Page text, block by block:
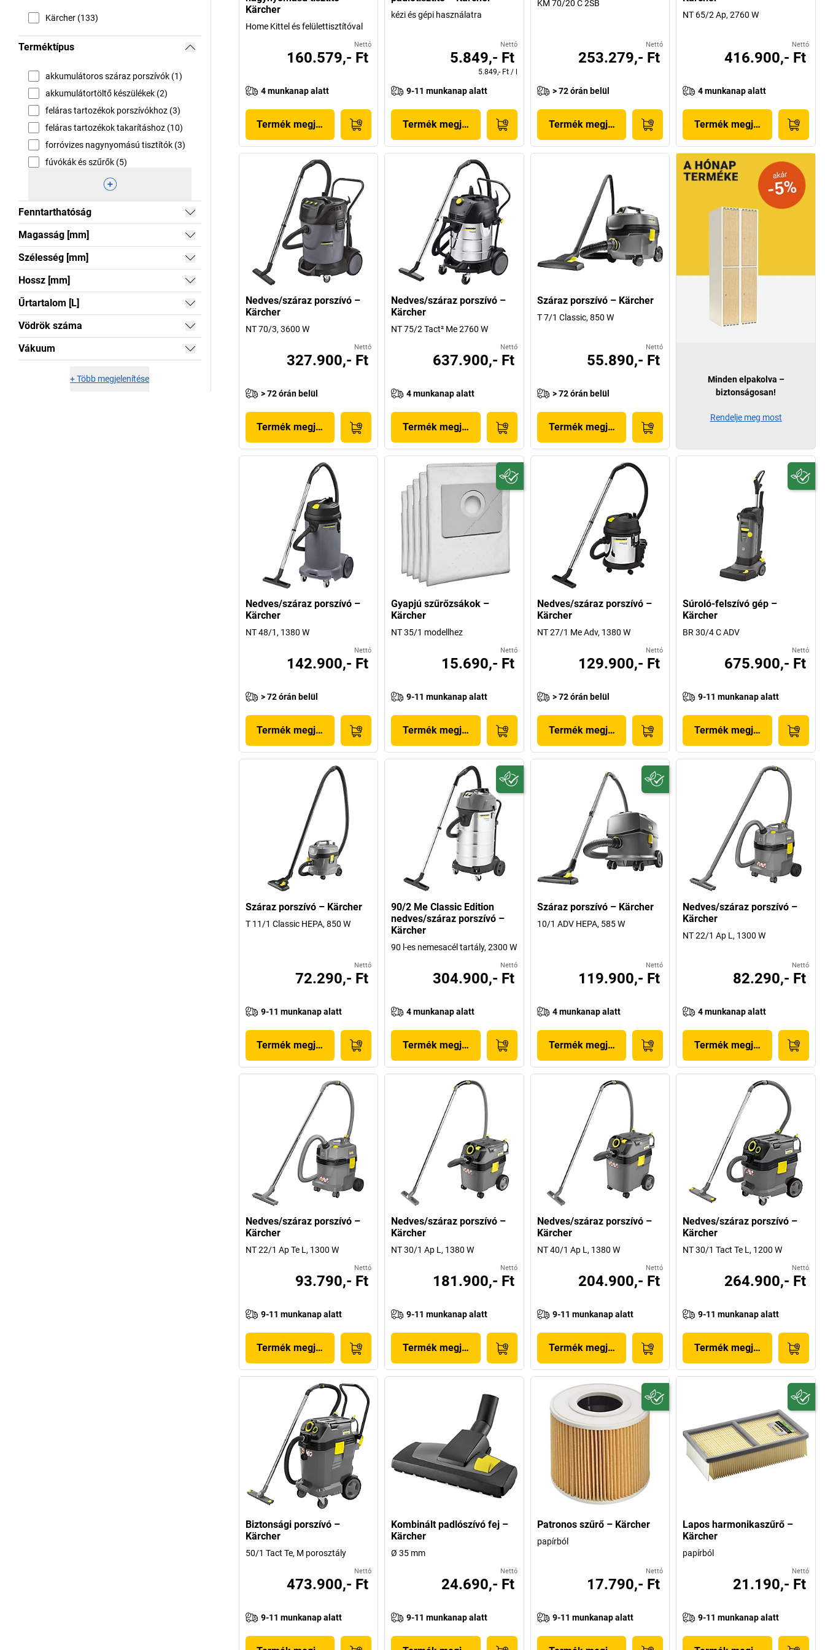
Kärcher (133)
Terméktípus
akkumulátoros száraz porszívók (1)
akkumulátortöltő készülékek (2)
feláras tartozékok porszívókhoz (3)
feláras tartozékok takarításhoz (10)
forróvizes nagynyomású tisztítók (3)
fúvókák és szűrők (5)
Fenntarthatóság
Magasság [mm]
Szélesség [mm]
Hossz [mm]
Űrtartalom [L]
Vödrök száma
Vákuum
+Több megjelenítése
Kärcher
Home Kittel és felülettisztítóval
Nettó
160.579,- Ft
4 munkanap alatt
Termék megjelenítése
kézi és gépi használatra
Nettó
5.849,- Ft
5.849,- Ft / l
9-11 munkanap alatt
Termék megjelenítése
KM 70/20 C 2SB
Nettó
253.279,- Ft
> 72 órán belül
Termék megjelenítése
NT 65/2 Ap, 2760 W
Nettó
416.900,- Ft
4 munkanap alatt
Termék megjelenítése
Nedves/száraz porszívó –
Kärcher
NT 70/3, 3600 W
Nettó
327.900,- Ft
> 72 órán belül
Termék megjelenítése
Nedves/száraz porszívó –
Kärcher
NT 75/2 Tact² Me 2760 W
Nettó
637.900,- Ft
4 munkanap alatt
Termék megjelenítése
Száraz porszívó – Kärcher
T 7/1 Classic, 850 W
Nettó
55.890,- Ft
> 72 órán belül
Termék megjelenítése
Nedves/száraz porszívó –
Kärcher
NT 48/1, 1380 W
Nettó
142.900,- Ft
> 72 órán belül
Termék megjelenítése
Gyapjú szűrőzsákok –
Kärcher
NT 35/1 modellhez
Nettó
15.690,- Ft
9-11 munkanap alatt
Termék megjelenítése
Nedves/száraz porszívó –
Kärcher
NT 27/1 Me Adv, 1380 W
Nettó
129.900,- Ft
> 72 órán belül
Termék megjelenítése
Súroló-felszívó gép –
Kärcher
BR 30/4 C ADV
Nettó
675.900,- Ft
9-11 munkanap alatt
Termék megjelenítése
Száraz porszívó – Kärcher
T 11/1 Classic HEPA, 850 W
Nettó
72.290,- Ft
9-11 munkanap alatt
Termék megjelenítése
90/2 Me Classic Edition
nedves/száraz porszívó –
Kärcher
90 l-es nemesacél tartály, 2300 W
Nettó
304.900,- Ft
4 munkanap alatt
Termék megjelenítése
Száraz porszívó – Kärcher
10/1 ADV HEPA, 585 W
Nettó
119.900,- Ft
4 munkanap alatt
Termék megjelenítése
Nedves/száraz porszívó –
Kärcher
NT 22/1 Ap L, 1300 W
Nettó
82.290,- Ft
4 munkanap alatt
Termék megjelenítése
Nedves/száraz porszívó –
Kärcher
NT 22/1 Ap Te L, 1300 W
Nettó
93.790,- Ft
9-11 munkanap alatt
Termék megjelenítése
Nedves/száraz porszívó –
Kärcher
NT 30/1 Ap L, 1380 W
Nettó
181.900,- Ft
9-11 munkanap alatt
Termék megjelenítése
Nedves/száraz porszívó –
Kärcher
NT 40/1 Ap L, 1380 W
Nettó
204.900,- Ft
9-11 munkanap alatt
Termék megjelenítése
Nedves/száraz porszívó –
Kärcher
NT 30/1 Tact Te L, 1200 W
Nettó
264.900,- Ft
9-11 munkanap alatt
Termék megjelenítése
Biztonsági porszívó –
Kärcher
50/1 Tact Te, M porosztály
Nettó
473.900,- Ft
9-11 munkanap alatt
Kombinált padlószívó fej –
Kärcher
Ø 35 mm
Nettó
24.690,- Ft
9-11 munkanap alatt
Patronos szűrő – Kärcher
papírból
Nettó
17.790,- Ft
9-11 munkanap alatt
Lapos harmonikaszűrő –
Kärcher
papírból
Nettó
21.190,- Ft
9-11 munkanap alatt
Minden elpakolva –
biztonságosan!
Rendelje meg most